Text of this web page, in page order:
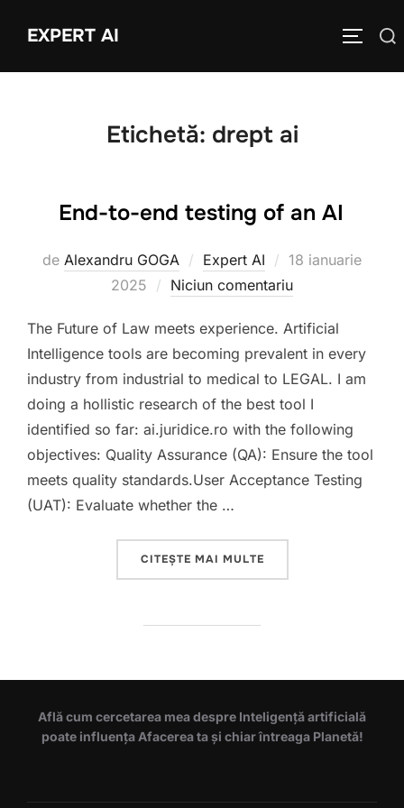
EXPERT AI
Caută
Etichetă: drept ai
End-to-end testing of an AI
de Alexandru GOGA Expert AI
Publicat
pe
18 ianuarie
2025
Niciun comentariu
The Future of Law meets experience. Artificial
Intelligence tools are becoming prevalent in every
industry from industrial to medical to LEGAL. I am
doing a hollistic research of the best tool I
identified so far: ai.juridice.ro with the following
objectives: Quality Assurance (QA): Ensure the tool
meets quality standards.User Acceptance Testing
(UAT): Evaluate whether the …
CITEȘTE MAI MULTE„END-TO-END
Află cum cercetarea mea despre Inteligență artificială
poate influența Afacerea ta și chiar întreaga Planetă!